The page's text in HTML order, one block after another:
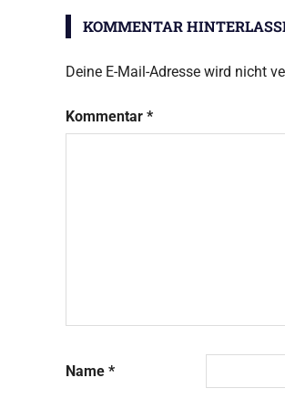
KOMMENTAR
Deine E-Mail-Adresse wird nicht
Kommentar *
Name *